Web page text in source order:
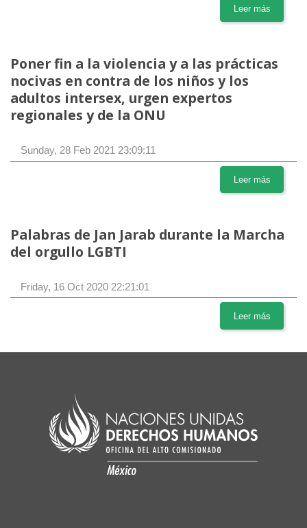
Leer más
Poner fin a la violencia y a las prácticas
nocivas en contra de los niños y los
adultos intersex, urgen expertos
regionales y de la ONU
Sunday, 28 Feb 2021 23:09:11
Leer más
Palabras de Jan Jarab durante la Marcha
del orgullo LGBTI
Friday, 16 Oct 2020 22:21:01
Leer más